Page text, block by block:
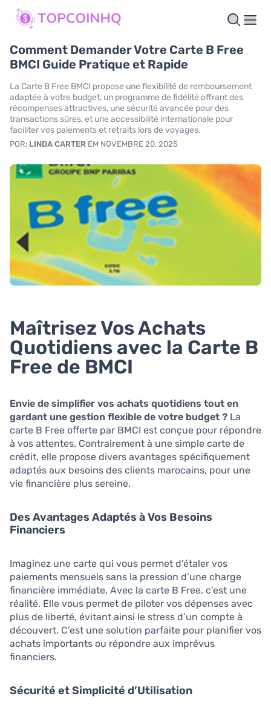
Comment Demander Votre Carte B Free
BMCI Guide Pratique et Rapide
La Carte B Free BMCI propose une flexibilité de remboursement
adaptée à votre budget, un programme de fidélité offrant des
récompenses attractives, une sécurité avancée pour des
transactions sûres, et une accessibilité internationale pour
faciliter vos paiements et retraits lors de voyages.
POR: LINDA CARTER EM NOVEMBRE 20, 2025
Maîtrisez Vos Achats
Quotidiens avec la Carte B
Free de BMCI
Envie de simplifier vos achats quotidiens tout en
gardant une gestion flexible de votre budget ? La
carte B Free offerte par BMCI est conçue pour répondre
à vos attentes. Contrairement à une simple carte de
crédit, elle propose divers avantages spécifiquement
adaptés aux besoins des clients marocains, pour une
vie financière plus sereine.
Des Avantages Adaptés à Vos Besoins
Financiers
Imaginez une carte qui vous permet d’étaler vos
paiements mensuels sans la pression d’une charge
financière immédiate. Avec la carte B Free, c’est une
réalité. Elle vous permet de piloter vos dépenses avec
plus de liberté, évitant ainsi le stress d’un compte à
découvert. C’est une solution parfaite pour planifier vos
achats importants ou répondre aux imprévus
financiers.
Sécurité et Simplicité d’Utilisation